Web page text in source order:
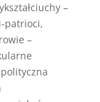
–
patrioci,
–